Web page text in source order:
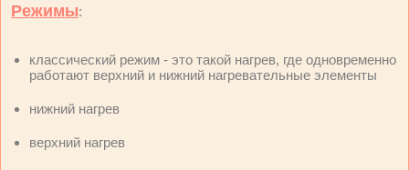
Режимы:
классический режим - это такой нагрев, где одновременно
работают верхний и нижний нагревательные элементы
нижний нагрев
верхний нагрев